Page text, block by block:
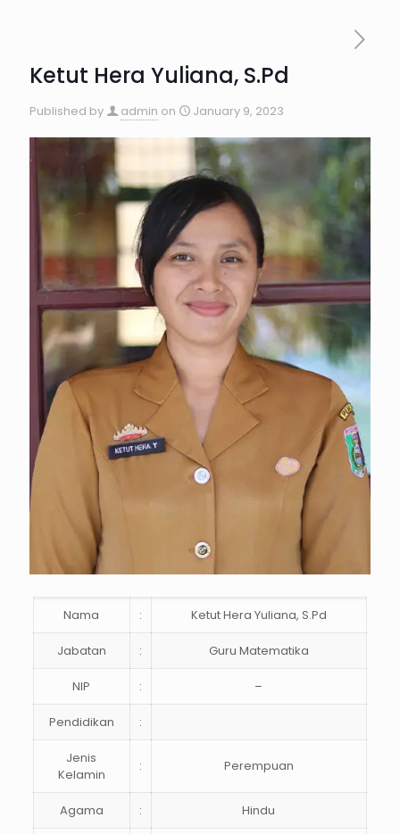
Ketut Hera Yuliana, S.Pd
Published by admin on January 9, 2023
Nama : Ketut Hera Yuliana, S.Pd
Jabatan : Guru Matematika
NIP : –
Pendidikan :
Jenis
Kelamin
: Perempuan
Agama : Hindu